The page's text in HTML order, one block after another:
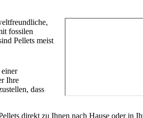
fossilen
Pellets meist
Ihre
dass
direkt zu Ihnen nach Hause oder in